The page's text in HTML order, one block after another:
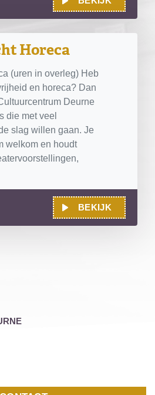
Horeca
(uren in overleg) Heb
en horeca? Dan
Deurne
die met veel
slag willen gaan. Je
welkom en houdt
BEKIJK